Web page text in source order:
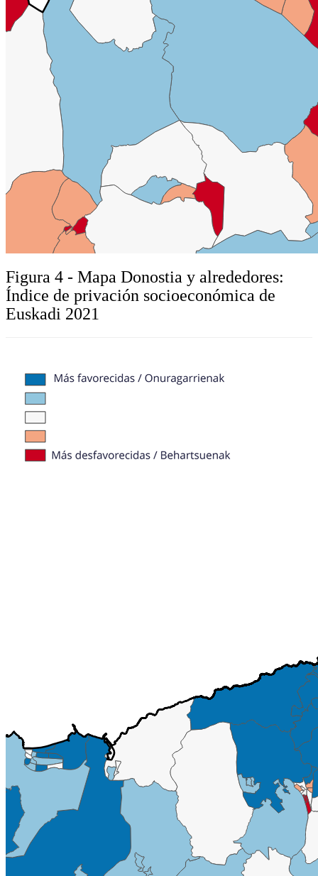
Figura 4 - Mapa Donostia y alrededores:
Índice de privación socioeconómica de
Euskadi 2021